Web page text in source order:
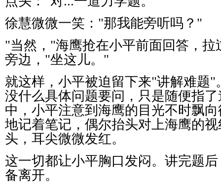
徐慧微微一笑： "那我能旁听吗？ "
"当然， "海鹰抢在小平前面回答，
旁边， "坐这儿。 "
就这样，小平被迫留下来"讲解难题"
没什么具体问题要问，只是随便指
中，小平注意到海鹰的目光不时飘
地记着笔记，偶尔抬头对上海鹰的
头，耳尖微微发红。
这一切都让小平胸口发闷。讲完题
备离开。